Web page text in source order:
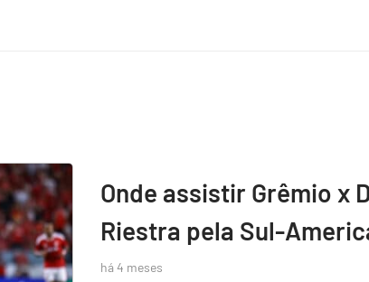
Onde assistir Grêmio x
Riestra pela Sul-
há 4 meses